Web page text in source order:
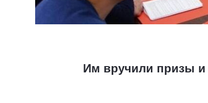
Им вручили призы и